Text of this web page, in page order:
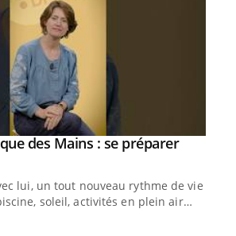
des Mains : se préparer
lui, un tout nouveau rythme de vie !
soleil, activités en plein air…